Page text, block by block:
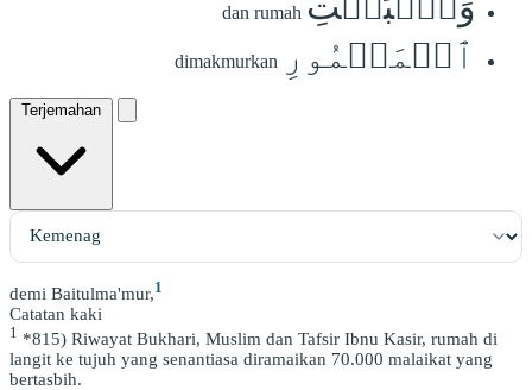
dan rumah
ٱلۡمَعۡمُورِ dimakmurkan
Terjemahan
demi Baitulma'mur,1
Catatan kaki
1 *815) Riwayat Bukhari, Muslim dan Tafsir Ibnu Kasir, rumah di
langit ke tujuh yang senantiasa diramaikan 70.000 malaikat yang
bertasbih.